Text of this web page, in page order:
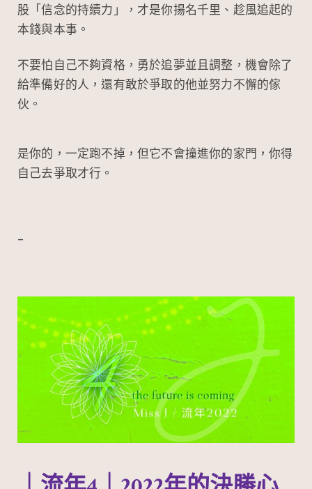
股「信念的持續力」，才是你揚名千里、趁風追起的
本錢與本事。
不要怕自己不夠資格，勇於追夢並且調整，機會除了
給準備好的人，還有敢於爭取的他並努力不懈的傢
伙。
是你的，一定跑不掉，但它不會撞進你的家門，你得
自己去爭取才行。
–